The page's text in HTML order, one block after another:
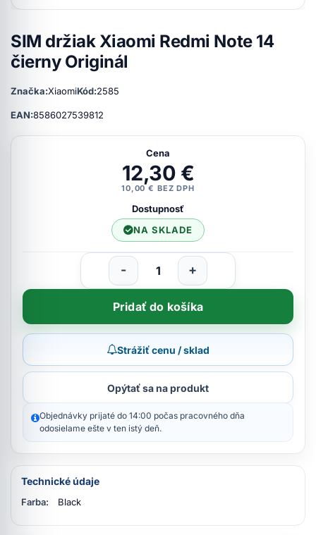
SIM držiak Xiaomi Redmi Note 14
čierny Originál
Značka:XiaomiKód:2585
EAN:8586027539812
Cena
12,30 €
10,00 € BEZ DPH
Dostupnosť
NA SKLADE
- +
Pridať do košíka
Strážiť cenu / sklad
Opýtať sa na produkt
Objednávky prijaté do 14:00 počas pracovného dňa
odosielame ešte v ten istý deň.
Technické údaje
Farba: Black